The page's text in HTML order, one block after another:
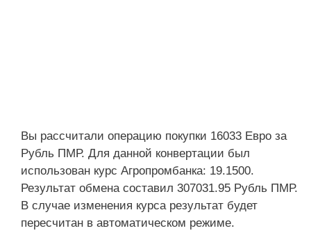
Вы рассчитали операцию покупки 16033 Евро за
Рубль ПМР. Для данной конвертации был
использован курс Агропромбанка: 19.1500.
Результат обмена составил 307031.95 Рубль ПМР.
В случае изменения курса результат будет
пересчитан в автоматическом режиме.